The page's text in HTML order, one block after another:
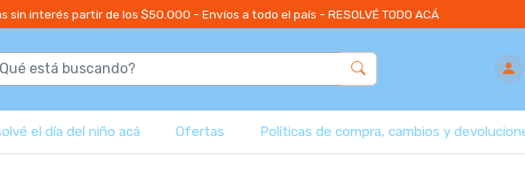
sin interés partir de los $50.000 - Envíos a todo el país - RESOLVÉ TODO ACÁ
el día del niño acá Ofertas Políticas de compra, cambios y